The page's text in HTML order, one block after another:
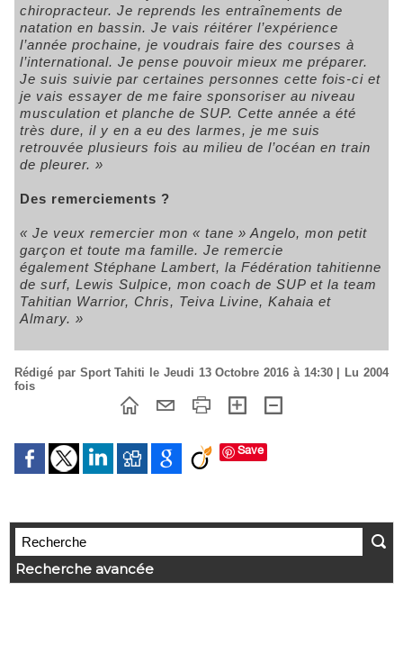
chiropracteur. Je reprends les entraînements de
natation en bassin. Je vais réitérer l’expérience
l’année prochaine, je voudrais faire des courses à
l’international. Je pense pouvoir mieux me préparer.
Je suis suivie par certaines personnes cette fois-ci et
je vais essayer de me faire sponsoriser au niveau
musculation et planche de SUP. Cette année a été
très dure, il y en a eu des larmes, je me suis
retrouvée plusieurs fois au milieu de l’océan en train
de pleurer. »
Des remerciements ?
« Je veux remercier mon « tane » Angelo, mon petit
garçon et toute ma famille. Je remercie
également Stéphane Lambert, la Fédération tahitienne
de surf, Lewis Sulpice, mon coach de SUP et la team
Tahitian Warrior, Chris, Teiva Livine, Kahaia et
Almary. »
Rédigé par Sport Tahiti le Jeudi 13 Octobre 2016 à 14:30 | Lu 2004
fois
Save
Recherche avancée